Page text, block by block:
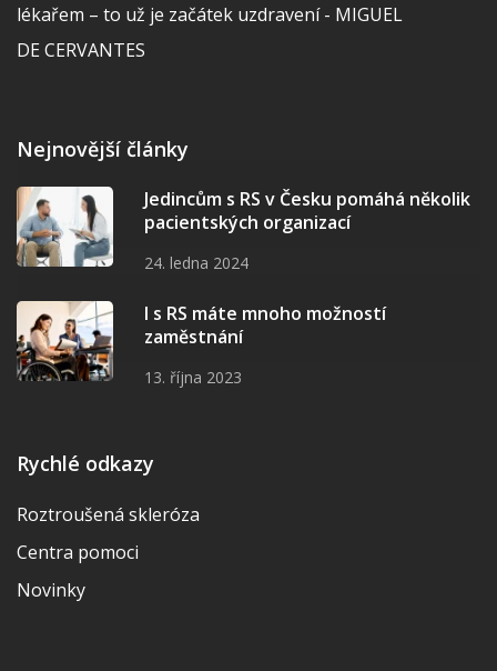
lékařem – to už je začátek uzdravení - MIGUEL
DE CERVANTES
Nejnovější články
Jedincům s RS v Česku pomáhá několik
pacientských organizací
24. ledna 2024
I s RS máte mnoho možností
zaměstnání
13. října 2023
Rychlé odkazy
Roztroušená skleróza
Centra pomoci
Novinky